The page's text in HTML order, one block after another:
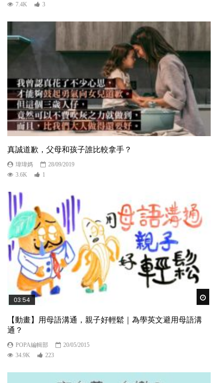
7.4K
3
真誠道歉，父母和孩子誰比較拿手？
瑋瑋媽
28/09/2019
3.6K
1
03:54
【動畫】用母語溝通，親子好輕鬆｜為學英文避用母語溝
通？
POPA編輯部
20/05/2015
34.9K
223